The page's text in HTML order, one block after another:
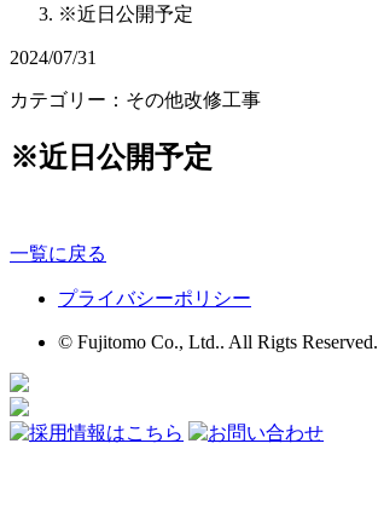
※近日公開予定
2024/07/31
カテゴリー：その他改修工事
※近日公開予定
一覧に戻る
プライバシーポリシー
© Fujitomo Co., Ltd.. All Rigts Reserved.